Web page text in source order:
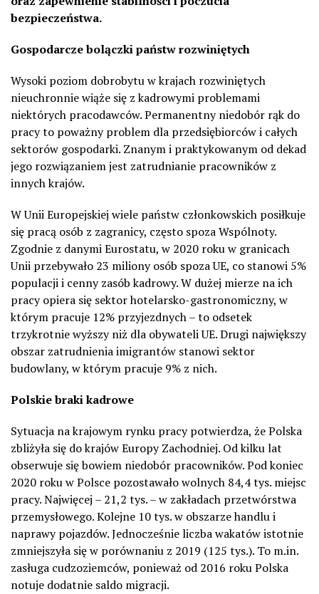
bezpieczeństwa.
Gospodarcze bolączki państw rozwiniętych
Wysoki poziom dobrobytu w krajach rozwiniętych
nieuchronnie wiąże się z kadrowymi problemami
niektórych pracodawców. Permanentny niedobór rąk do
pracy to poważny problem dla przedsiębiorców i całych
sektorów gospodarki. Znanym i praktykowanym od dekad
jego rozwiązaniem jest zatrudnianie pracowników z
innych krajów.
W Unii Europejskiej wiele państw członkowskich posiłkuje
się pracą osób z zagranicy, często spoza Wspólnoty.
Zgodnie z danymi Eurostatu, w 2020 roku w granicach
Unii przebywało 23 miliony osób spoza UE, co stanowi 5%
populacji i cenny zasób kadrowy. W dużej mierze na ich
pracy opiera się sektor hotelarsko-gastronomiczny, w
którym pracuje 12% przyjezdnych – to odsetek
trzykrotnie wyższy niż dla obywateli UE. Drugi największy
obszar zatrudnienia imigrantów stanowi sektor
budowlany, w którym pracuje 9% z nich.
Polskie braki kadrowe
Sytuacja na krajowym rynku pracy potwierdza, że Polska
zbliżyła się do krajów Europy Zachodniej. Od kilku lat
obserwuje się bowiem niedobór pracowników. Pod koniec
2020 roku w Polsce pozostawało wolnych 84,4 tys. miejsc
pracy. Najwięcej – 21,2 tys. – w zakładach przetwórstwa
przemysłowego. Kolejne 10 tys. w obszarze handlu i
naprawy pojazdów. Jednocześnie liczba wakatów istotnie
zmniejszyła się w porównaniu z 2019 (125 tys.). To m.in.
zasługa cudzoziemców, ponieważ od 2016 roku Polska
notuje dodatnie saldo migracji.